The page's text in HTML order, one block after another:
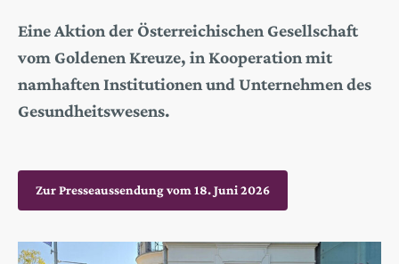
Eine Aktion der Österreichischen Gesellschaft
vom Goldenen Kreuze, in Kooperation mit
namhaften Institutionen und Unternehmen des
Gesundheitswesens.
Zur Presseaussendung vom 18. Juni 2026